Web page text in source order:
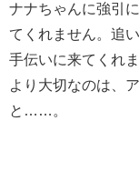
ナナちゃんに強引
てくれません。追
手伝いに来てくれ
より大切なのは、
と……。